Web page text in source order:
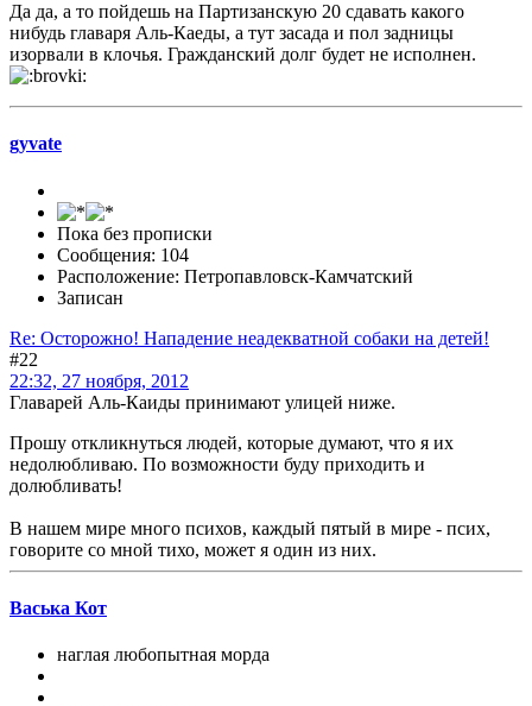
Да да, а то пойдешь на Партизанскую 20 сдавать какого
нибудь главаря Аль-Каеды, а тут засада и пол задницы
изорвали в клочья. Гражданский долг будет не исполнен.
gyvate
Пока без прописки
Сообщения: 104
Расположение: Петропавловск-Камчатский
Записан
Re: Осторожно! Нападение неадекватной собаки на детей!
#22
22:32, 27 ноября, 2012
Главарей Аль-Каиды принимают улицей ниже.
Прошу откликнуться людей, которые думают, что я их
недолюбливаю. По возможности буду приходить и
долюбливать!
В нашем мире много психов, каждый пятый в мире - псих,
говорите со мной тихо, может я один из них.
Васька Кот
наглая любопытная морда